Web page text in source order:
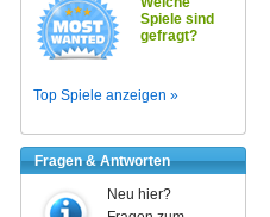
Spiele sind
gefragt?
Top Spiele anzeigen »
Fragen & Antworten
Neu hier?